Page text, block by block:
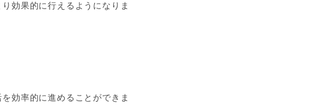
効果的に行えるようになりま
効率的に進めることができま